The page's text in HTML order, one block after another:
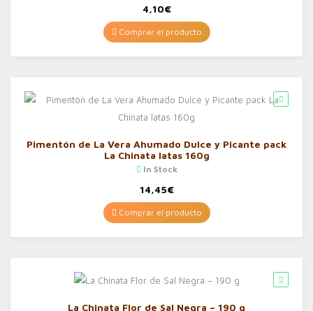
4,10€
Comprar el producto
Pimentón de La Vera Ahumado Dulce y Picante pack
La Chinata latas 160g
In Stock
14,45€
Comprar el producto
La Chinata Flor de Sal Negra – 190 g